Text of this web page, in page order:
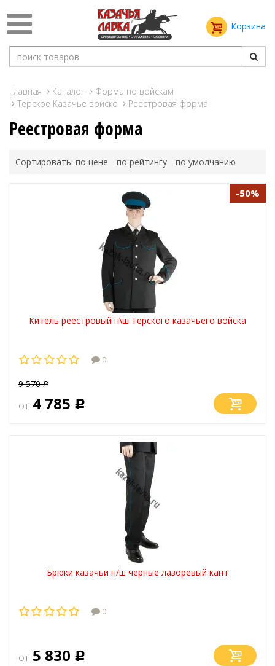
Корзина
Главная Каталог
Форма по войскам
Терское Казачье войско
Реестровая форма
Реестровая форма
Сортировать: по цене по рейтингу по умолчанию
Китель реестровый п\ш Терского казачьего войска
0
9 570Р
от 4 785 Р
-50%
Брюки казачьи п/ш черные лазоревый кант
0
от 5 830 Р